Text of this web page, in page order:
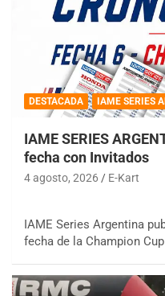
DESTACADA IAME SERIES
IAME SERIES
fecha con Invitados
4 agosto, 2026 E-Kart
IAME Series Argentina
fecha de la Champion